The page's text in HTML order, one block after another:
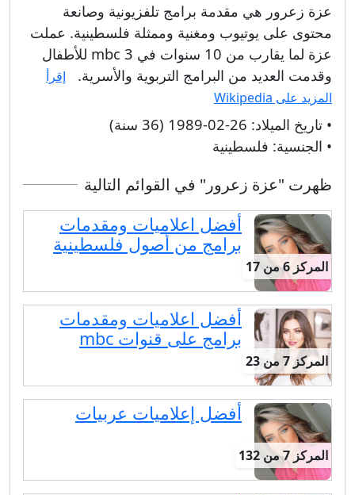
عزة زعرور هي مقدمة برامج تلفزيونية وصانعة
محتوى على يوتيوب ومغنية وممثلة فلسطينية. عملت
عزة لما يقارب من 10 سنوات في mbc 3 للأطفال
وقدمت العديد من البرامج التربوية والأسرية.
إقرأ
المزيد على Wikipedia
• تاريخ الميلاد: 26-02-1989 (36 سنة)
• الجنسية: فلسطينية
ظهرت "عزة زعرور" في القوائم التالية
المركز 6 من 17
أفضل اعلاميات ومقدمات
برامج من أصول فلسطينية
المركز 7 من 23
أفضل اعلاميات ومقدمات
برامج على قنوات mbc
المركز 7 من 132
أفضل إعلاميات عربيات